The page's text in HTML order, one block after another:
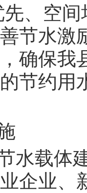
先、空
节水激
确保我
节约用
水载
企业、